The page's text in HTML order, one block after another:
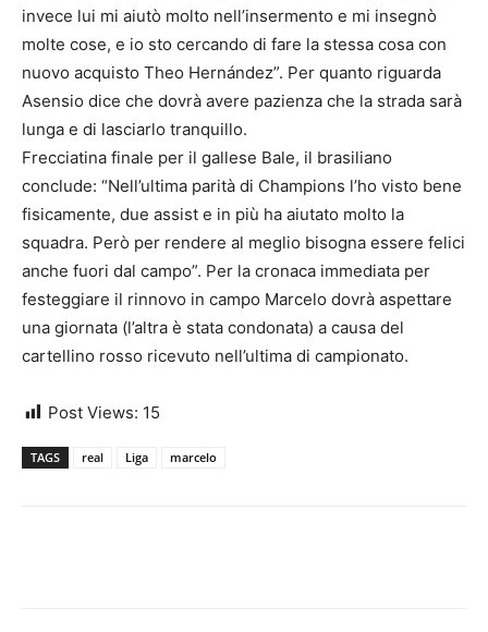
invece lui mi aiutò molto nell’insermento e mi insegnò
molte cose, e io sto cercando di fare la stessa cosa con
nuovo acquisto Theo Hernández”. Per quanto riguarda
Asensio dice che dovrà avere pazienza che la strada sarà
lunga e di lasciarlo tranquillo.
Frecciatina finale per il gallese Bale, il brasiliano
conclude: “Nell’ultima parità di Champions l’ho visto bene
fisicamente, due assist e in più ha aiutato molto la
squadra. Però per rendere al meglio bisogna essere felici
anche fuori dal campo”. Per la cronaca immediata per
festeggiare il rinnovo in campo Marcelo dovrà aspettare
una giornata (l’altra è stata condonata) a causa del
cartellino rosso ricevuto nell’ultima di campionato.
Post Views: 15
TAGS real Liga marcelo